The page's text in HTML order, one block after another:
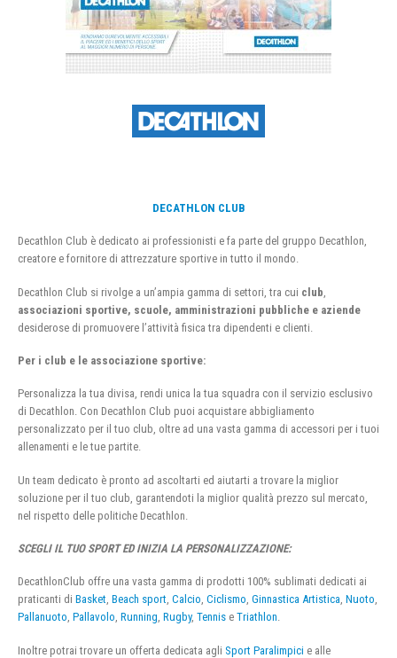
DECATHLON CLUB
Decathlon Club è dedicato ai professionisti e fa parte del gruppo Decathlon,
creatore e fornitore di attrezzature sportive in tutto il mondo.
Decathlon Club si rivolge a un’ampia gamma di settori, tra cui club
associazioni sportive, scuole, amministrazioni pubbliche e aziende
desiderose di promuovere l’attività fisica tra dipendenti e clienti.
Per i club e le associazione sportive:
Personalizza la tua divisa, rendi unica la tua squadra con il servizio esclusivo
di Decathlon. Con Decathlon Club puoi acquistare abbigliamento
personalizzato per il tuo club, oltre ad una vasta gamma di accessori per i tuoi
allenamenti e le tue partite.
Un team dedicato è pronto ad ascoltarti ed aiutarti a trovare la miglior
soluzione per il tuo club, garantendoti la miglior qualità prezzo sul mercato,
nel rispetto delle politiche Decathlon.
SCEGLI IL TUO SPORT ED INIZIA LA PERSONALIZZAZIONE:
DecathlonClub offre una vasta gamma di prodotti 100% sublimati dedicati ai
praticanti di Basket, Beach sport, Calcio, Ciclismo, Ginnastica Artistica, Nuoto,
Pallanuoto, Pallavolo, Running, Rugby, Tennis e Triathlon.
Inoltre potrai trovare un offerta dedicata agli Sport Paralimpici e alle